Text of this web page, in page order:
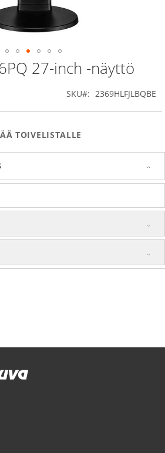
27-inch -näyttö
SKU 2369HLFJLBQBE
TOIVELISTALLE